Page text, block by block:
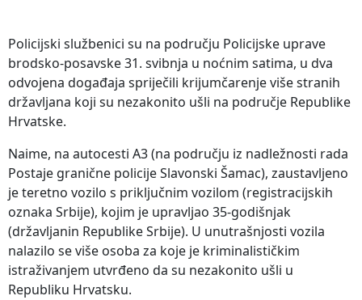
Policijski službenici su na području Policijske uprave
brodsko-posavske 31. svibnja u noćnim satima, u dva
odvojena događaja spriječili krijumčarenje više stranih
državljana koji su nezakonito ušli na područje Republike
Hrvatske.
Naime, na autocesti A3 (na području iz nadležnosti rada
Postaje granične policije Slavonski Šamac), zaustavljeno
je teretno vozilo s priključnim vozilom (registracijskih
oznaka Srbije), kojim je upravljao 35-godišnjak
(državljanin Republike Srbije). U unutrašnjosti vozila
nalazilo se više osoba za koje je kriminalističkim
istraživanjem utvrđeno da su nezakonito ušli u
Republiku Hrvatsku.